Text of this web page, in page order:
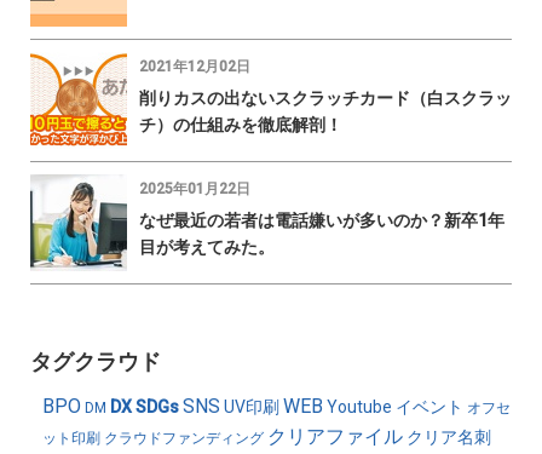
2021年12月02日
削りカスの出ないスクラッチカード（白スクラッ
チ）の仕組みを徹底解剖！
2025年01月22日
なぜ最近の若者は電話嫌いが多いのか？新卒1年
目が考えてみた。
タグクラウド
BPO DM DXSDGsSNS UV印刷WEB Youtube イベント オフセ
ット印刷 クラウドファンディング クリアファイル クリア名刺